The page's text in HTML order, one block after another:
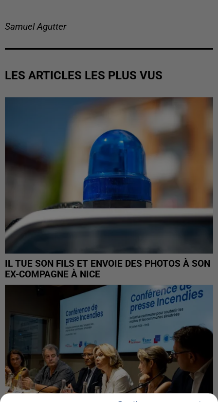
Samuel Agutter
LES ARTICLES LES PLUS VUS
IL TUE SON FILS ET ENVOIE DES PHOTOS À SON
EX-COMPAGNE À NICE